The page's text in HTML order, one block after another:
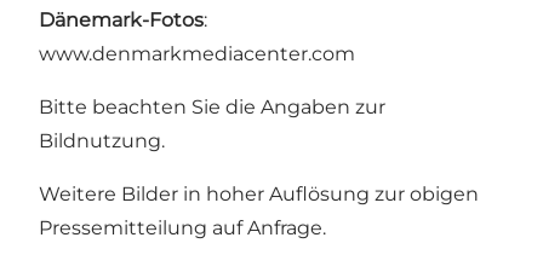
Dänemark-Fotos:
www.denmarkmediacenter.com
Bitte beachten Sie die Angaben zur
Bildnutzung.
Weitere Bilder in hoher Auflösung zur obigen
Pressemitteilung auf Anfrage.